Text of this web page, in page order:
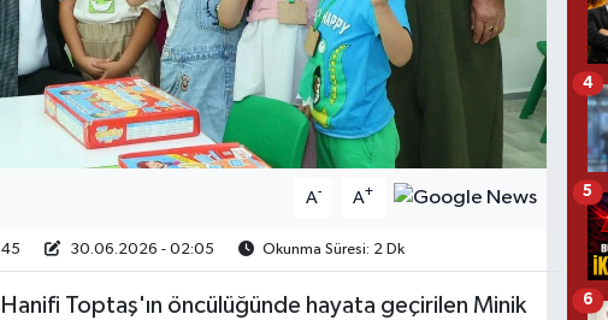
A- A+
30.06.2026 - 02:05 Okunma Süresi: 2 Dk
Toptaş'ın öncülüğünde hayata geçirilen Minik
4
5
6